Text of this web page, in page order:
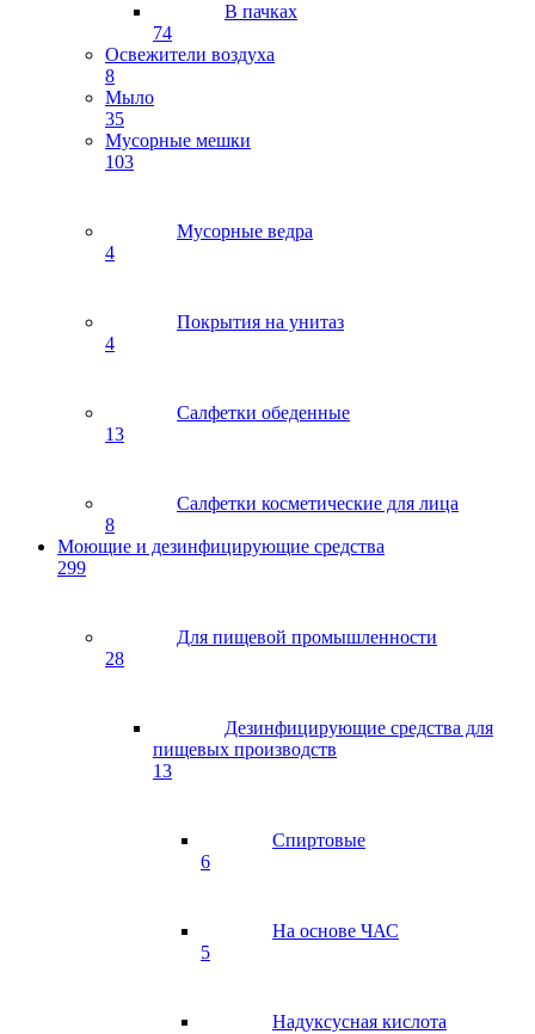
В пачках
74
Освежители воздуха
8
Мыло
35
Мусорные мешки
103
Мусорные ведра
4
Покрытия на унитаз
4
Салфетки обеденные
13
Салфетки косметические для лица
8
Моющие и дезинфицирующие средства
299
Для пищевой промышленности
28
Дезинфицирующие средства для
пищевых производств
13
Спиртовые
6
На основе ЧАС
5
Надуксусная кислота